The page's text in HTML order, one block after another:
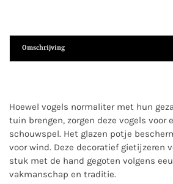
Omschrijving
Hoewel vogels normaliter met hun
tuin brengen, zorgen deze vogels voor
schouwspel. Het glazen potje
voor wind. Deze decoratief gietijzeren
stuk met de hand gegoten volgens
vakmanschap en traditie.